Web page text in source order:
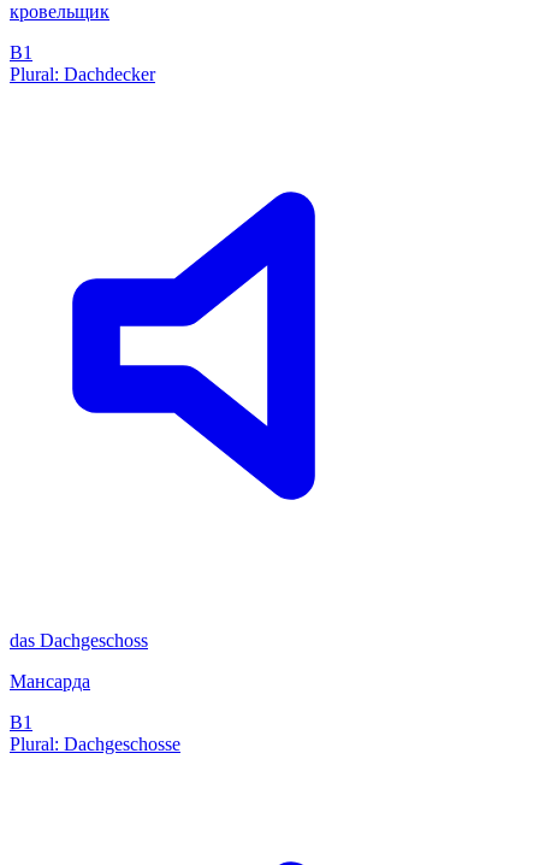
кровельщик
B1
Plural: Dachdecker
das Dachgeschoss
Мансарда
B1
Plural: Dachgeschosse